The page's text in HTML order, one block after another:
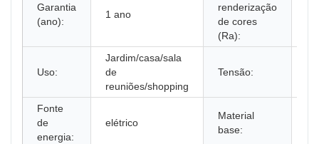
Garantia
(ano):
1 ano
renderização
de cores
(Ra):
Uso:
Jardim/casa/sala
de
reuniões/shopping
Tensão:
Fonte
de
energia:
elétrico
Material
base: